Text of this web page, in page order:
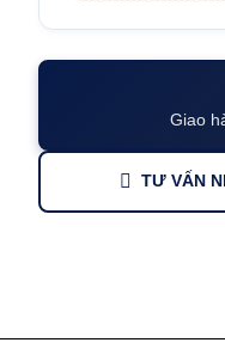
Giao
TƯ VẤN